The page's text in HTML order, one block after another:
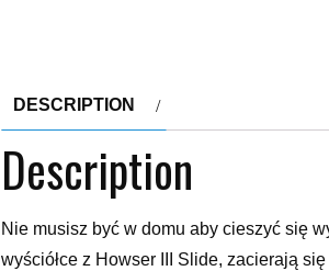
DESCRIPTION
Description
Nie musisz być w domu aby cieszyć się
wyściółce z Howser III Slide, zacierają